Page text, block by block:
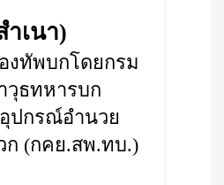
ำเนา)
งทัพบกโดยกรม
วุธทหารบก
ปกรณ์อำนวย
ก (กคย.สพ.ทบ.)